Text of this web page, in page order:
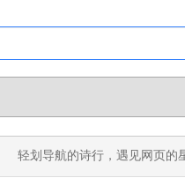
轻划导航的诗行，遇见网页的